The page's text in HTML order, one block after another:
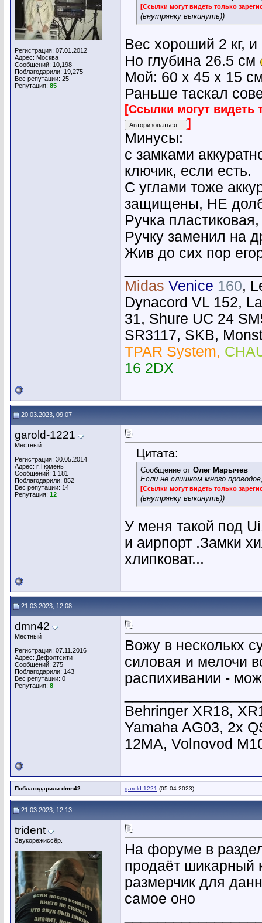
Регистрация: 07.01.2012
Адрес: Москва
Сообщений: 10,198
Поблагодарили: 19,275
Вес репутации: 25
Репутация: 85
[Ссылки могут видеть только
(внутрянку выкинуть))
Вес хороший 2 кг, и
Но глубина 26.5 см
Мой: 60 х 45 х 15
Раньше таскал
[Ссылки могут видеть
]
Минусы:
с замками
ключик, если есть.
С углами тоже
защищены, НЕ
Ручка
Ручку заменил на
Жив до сих пор
Midas Venice 160,
Dynacord VL 152,
31, Shure UC 24
SR3117, SKB,
TPAR System,
16 2DX
20.03.2023, 09:07
garold-1221
Местный
Регистрация: 30.05.2014
Адрес: г.Тюмень
Сообщений: 1,181
Поблагодарили: 852
Вес репутации: 14
Репутация: 12
Цитата:
Сообщение от Олег Марычев
Если не слишком много
[Ссылки могут видеть только
(внутрянку выкинуть))
У меня такой под
и аирпорт .Замки
хлипковат...
21.03.2023, 12:08
dmn42
Местный
Регистрация: 07.11.2016
Адрес: Дефолтсити
Сообщений: 275
Поблагодарили: 143
Вес репутации: 0
Репутация: 8
Вожу в несколькх
силовая и мелочи
распихивании -
Behringer XR18,
Yamaha AG03, 2x
12MA, Volnovod
Поблагодарили dmn42: garold-1221 (05.04.2023)
21.03.2023, 12:13
trident
Звукорежиссёр.
На форуме в
продаёт шикарный
размерчик для
самое оно